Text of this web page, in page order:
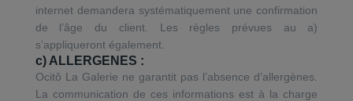
internet demandera systématiquement une confirmation
de l’âge du client. Les règles prévues au a)
s’appliqueront également.
c) ALLERGENES :
Ocitô La Galerie ne garantit pas l’absence d’allergènes.
La communication de ces informations est à la charge